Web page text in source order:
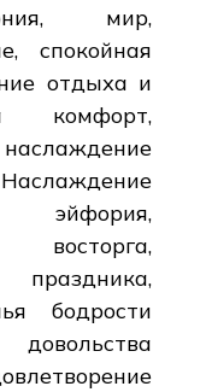
мир,
спокойная
отдыха и
комфорт,
эйфория,
восторга,
праздника,
бодрости